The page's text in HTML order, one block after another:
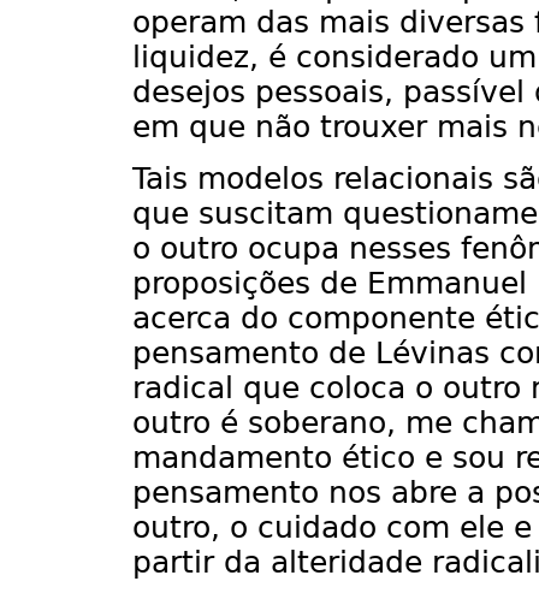
operam das mais
liquidez, é considerado
desejos pessoais,
em que não trouxer mais
Tais modelos relacionais
que suscitam
o outro ocupa nesses
proposições de
acerca do componente
pensamento de Lévinas
radical que coloca o
outro é soberano, me
mandamento ético e sou
pensamento nos abre a
outro, o cuidado com ele
partir da alteridade